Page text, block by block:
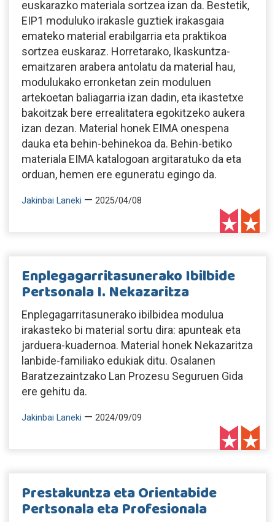
euskarazko materiala sortzea izan da. Bestetik,
EIP1 moduluko irakasle guztiek irakasgaia
emateko material erabilgarria eta praktikoa
sortzea euskaraz. Horretarako, Ikaskuntza-
emaitzaren arabera antolatu da material hau,
modulukako erronketan zein moduluen
artekoetan baliagarria izan dadin, eta ikastetxe
bakoitzak bere errealitatera egokitzeko aukera
izan dezan. Material honek EIMA onespena
dauka eta behin-behinekoa da. Behin-betiko
materiala EIMA katalogoan argitaratuko da eta
orduan, hemen ere eguneratu egingo da.
Jakinbai Laneki — 2025/04/08
Enplegagarritasunerako Ibilbide
Pertsonala I. Nekazaritza
Enplegagarritasunerako ibilbidea modulua
irakasteko bi material sortu dira: apunteak eta
jarduera-kuadernoa. Material honek Nekazaritza
lanbide-familiako edukiak ditu. Osalanen
Baratzezaintzako Lan Prozesu Seguruen Gida
ere gehitu da.
Jakinbai Laneki — 2024/09/09
Prestakuntza eta Orientabide
Pertsonala eta Profesionala